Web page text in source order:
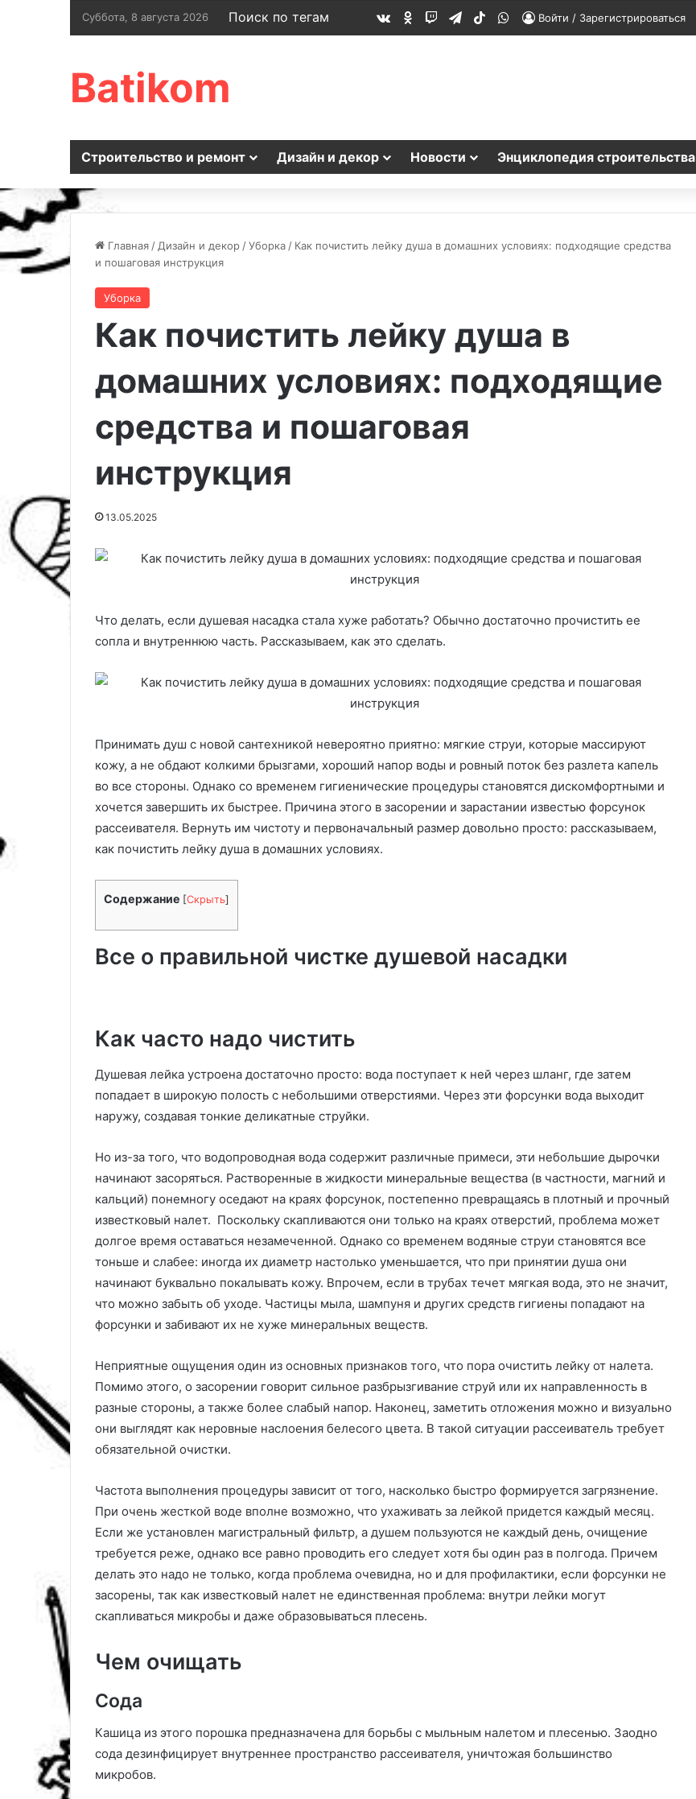
Суббота, 8 августа 2026 Поиск по тегам vk.comОдноклассники
TwitchTelegramTikTokWhatsApp
Войти / Зарегистрироваться
Batikom
Строительство и ремонт Дизайн и декор Новости Энциклопедия строительства
Главная / Дизайн и декор /Уборка / Как почистить лейку душа в домашних условиях: подходящие средства
и пошаговая инструкция
Уборка
Как почистить лейку душа в
домашних условиях: подходящие
средства и пошаговая
инструкция
13.05.2025
Что делать, если душевая насадка стала хуже работать? Обычно достаточно прочистить ее
сопла и внутреннюю часть. Рассказываем, как это сделать.
Принимать душ с новой сантехникой невероятно приятно: мягкие струи, которые массируют
кожу, а не обдают колкими брызгами, хороший напор воды и ровный поток без разлета капель
во все стороны. Однако со временем гигиенические процедуры становятся дискомфортными и
хочется завершить их быстрее. Причина этого в засорении и зарастании известью форсунок
рассеивателя. Вернуть им чистоту и первоначальный размер довольно просто: рассказываем,
как почистить лейку душа в домашних условиях.
Содержание [Скрыть]
Все о правильной чистке душевой насадки
Как часто надо чистить
Душевая лейка устроена достаточно просто: вода поступает к ней через шланг, где затем
попадает в широкую полость с небольшими отверстиями. Через эти форсунки вода выходит
наружу, создавая тонкие деликатные струйки.
Но из-за того, что водопроводная вода содержит различные примеси, эти небольшие дырочки
начинают засоряться. Растворенные в жидкости минеральные вещества (в частности, магний и
кальций) понемногу оседают на краях форсунок, постепенно превращаясь в плотный и прочный
известковый налет. Поскольку скапливаются они только на краях отверстий, проблема может
долгое время оставаться незамеченной. Однако со временем водяные струи становятся все
тоньше и слабее: иногда их диаметр настолько уменьшается, что при принятии душа они
начинают буквально покалывать кожу. Впрочем, если в трубах течет мягкая вода, это не значит,
что можно забыть об уходе. Частицы мыла, шампуня и других средств гигиены попадают на
форсунки и забивают их не хуже минеральных веществ.
Неприятные ощущения один из основных признаков того, что пора очистить лейку от налета.
Помимо этого, о засорении говорит сильное разбрызгивание струй или их направленность в
разные стороны, а также более слабый напор. Наконец, заметить отложения можно и визуально
они выглядят как неровные наслоения белесого цвета. В такой ситуации рассеиватель требует
обязательной очистки.
Частота выполнения процедуры зависит от того, насколько быстро формируется загрязнение.
При очень жесткой воде вполне возможно, что ухаживать за лейкой придется каждый месяц.
Если же установлен магистральный фильтр, а душем пользуются не каждый день, очищение
требуется реже, однако все равно проводить его следует хотя бы один раз в полгода. Причем
делать это надо не только, когда проблема очевидна, но и для профилактики, если форсунки не
засорены, так как известковый налет не единственная проблема: внутри лейки могут
скапливаться микробы и даже образовываться плесень.
Чем очищать
Сода
Кашица из этого порошка предназначена для борьбы с мыльным налетом и плесенью. Заодно
сода дезинфицирует внутреннее пространство рассеивателя, уничтожая большинство
микробов.
о
в
й
щ
и
ы
л
е
a
1
2
r
o
F
R
e
a
c
:
б
о
л
ш
и
р
в
о
м
о
ж
н
с
р
21.04.2025
Новый моющий пылесос
более широкие
возможностями уборки
а
е
т
а
м
и
е
й
1
5
л
у
ш
и
х
и
а
н
о
урожайные: 15 лучших
вариантов